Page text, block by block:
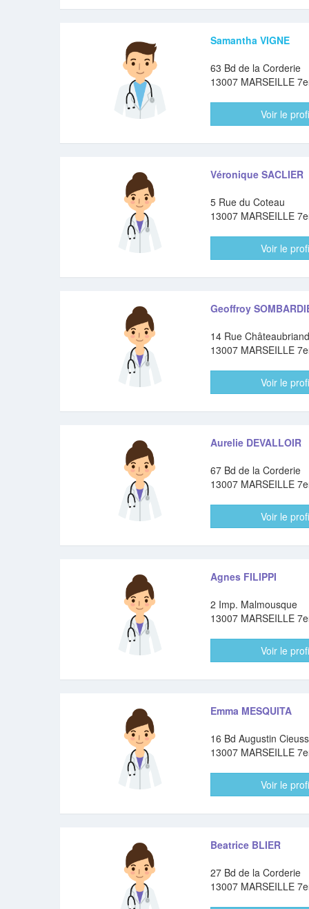
Samantha VIGNE
63 Bd de la Corderie
13007 MARSEILLE
Voir le
Véronique SACLIER
5 Rue du Coteau
13007 MARSEILLE
Voir le
Geoffroy
14 Rue Châteaubriand
13007 MARSEILLE
Voir le
Aurelie DEVALLOIR
67 Bd de la Corderie
13007 MARSEILLE
Voir le
Agnes FILIPPI
2 Imp. Malmousque
13007 MARSEILLE
Voir le
Emma MESQUITA
16 Bd Augustin
13007 MARSEILLE
Voir le
Beatrice BLIER
27 Bd de la Corderie
13007 MARSEILLE